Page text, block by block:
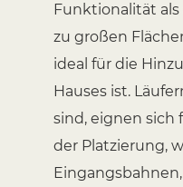
Funktionalität
zu großen
ideal für die
Hauses ist.
sind, eignen sich
der Platzierung,